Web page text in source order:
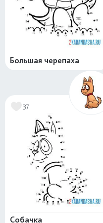
Большая черепаха
37
Собачка